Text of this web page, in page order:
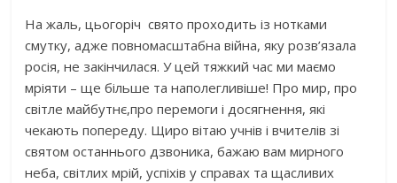
На жаль, цьогоріч свято проходить із нотками
смутку, адже повномасштабна війна, яку розв’язала
росія, не закінчилася. У цей тяжкий час ми маємо
мріяти – ще більше та наполегливіше! Про мир, про
світле майбутнє,про перемоги і досягнення, які
чекають попереду. Щиро вітаю учнів і вчителів зі
святом останнього дзвоника, бажаю вам мирного
неба, світлих мрій, успіхів у справах та щасливих